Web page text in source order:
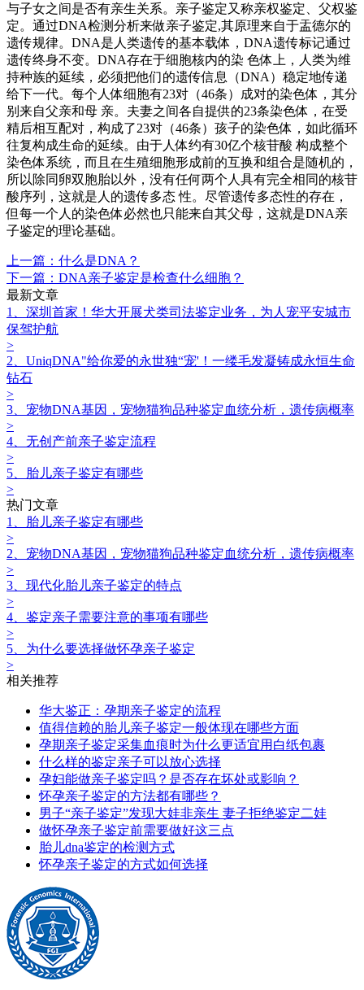
与子女之间是否有亲生关系。亲子鉴定又称亲权鉴定、父权鉴
定。通过DNA检测分析来做亲子鉴定,其原理来自于盂德尔的
遗传规律。DNA是人类遗传的基本载体，DNA遗传标记通过
遗传终身不变。DNA存在于细胞核内的染 色体上，人类为维
持种族的延续，必须把他们的遗传信息（DNA）稳定地传递
给下一代。每个人体细胞有23对（46条）成对的染色体，其分
别来自父亲和母 亲。夫妻之间各自提供的23条染色体，在受
精后相互配对，构成了23对（46条）孩子的染色体，如此循环
往复构成生命的延续。由于人体约有30亿个核苷酸 构成整个
染色体系统，而且在生殖细胞形成前的互换和组合是随机的，
所以除同卵双胞胎以外，没有任何两个人具有完全相同的核苷
酸序列，这就是人的遗传多态 性。尽管遗传多态性的存在，
但每一个人的染色体必然也只能来自其父母，这就是DNA亲
子鉴定的理论基础。
上一篇：什么是DNA？
下一篇：DNA亲子鉴定是检查什么细胞？
最新文章
1、深圳首家！华大开展犬类司法鉴定业务，为人宠平安城市
保驾护航
>
2、UniqDNA"给你爱的永世独“宠'！一缕毛发凝铸成永恒生命
钻石
>
3、宠物DNA基因，宠物猫狗品种鉴定血统分析，遗传病概率
>
4、无创产前亲子鉴定流程
>
5、胎儿亲子鉴定有哪些
>
热门文章
1、胎儿亲子鉴定有哪些
>
2、宠物DNA基因，宠物猫狗品种鉴定血统分析，遗传病概率
>
3、现代化胎儿亲子鉴定的特点
>
4、鉴定亲子需要注意的事项有哪些
>
5、为什么要选择做怀孕亲子鉴定
>
相关推荐
华大鉴正：孕期亲子鉴定的流程
值得信赖的胎儿亲子鉴定一般体现在哪些方面
孕期亲子鉴定采集血痕时为什么更适宜用白纸包裹
什么样的鉴定亲子可以放心选择
孕妇能做亲子鉴定吗？是否存在坏处或影响？
怀孕亲子鉴定‍的方法都有哪些？
男子“亲子鉴定”发现大娃非亲生 妻子拒绝鉴定二娃
做怀孕亲子鉴定前需要做好这三点
胎儿dna鉴定的检测方式
怀孕亲子鉴定的方式如何选择